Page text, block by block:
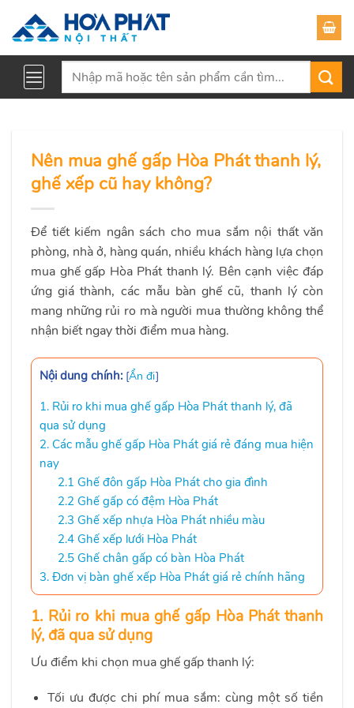
Tìm
Nên mua ghế gấp Hòa Phát thanh lý,
ghế xếp cũ hay không?
Để tiết kiếm ngân sách cho mua sắm nội thất văn
phòng, nhà ở, hàng quán, nhiều khách hàng lựa chọn
mua ghế gấp Hòa Phát thanh lý. Bên cạnh việc đáp
ứng giá thành, các mẫu bàn ghế cũ, thanh lý còn
mang những rủi ro mà người mua thường không thể
nhận biết ngay thời điểm mua hàng.
Nội dung chính: [Ẩn đi]
1. Rủi ro khi mua ghế gấp Hòa Phát thanh lý, đã
qua sử dụng
2. Các mẫu ghế gấp Hòa Phát giá rẻ đáng mua hiện
nay
2.1 Ghế đôn gấp Hòa Phát cho gia đình
2.2 Ghế gấp có đệm Hòa Phát
2.3 Ghế xếp nhựa Hòa Phát nhiều màu
2.4 Ghế xếp lưới Hòa Phát
2.5 Ghế chân gấp có bàn Hòa Phát
3. Đơn vị bàn ghế xếp Hòa Phát giá rẻ chính hãng
1. Rủi ro khi mua ghế gấp Hòa Phát thanh
lý, đã qua sử dụng
Ưu điểm khi chọn mua ghế gấp thanh lý:
Tối ưu được chi phí mua sắm: cùng một số tiền